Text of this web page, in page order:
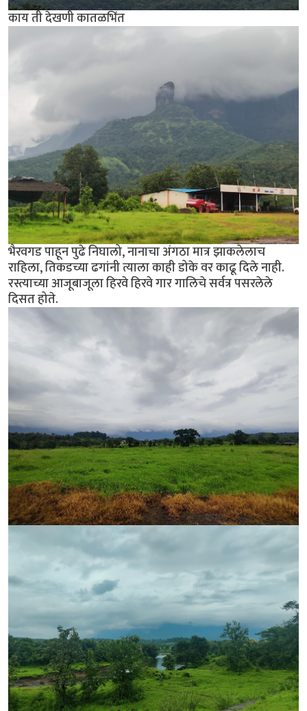
काय ती देखणी कातळभिंत
भैरवगड पाहून पुढे निघालो, नानाचा अंगठा मात्र झाकलेलाच
राहिला, तिकडच्या ढगांनी त्याला काही डोके वर काढू दिले नाही.
रस्त्याच्या आजूबाजूला हिरवे हिरवे गार गालिचे सर्वत्र पसरलेले
दिसत होते.